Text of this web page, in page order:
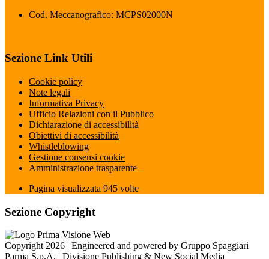
Cod. Meccanografico: MCPS02000N
Sezione Link Utili
Cookie policy
Note legali
Informativa Privacy
Ufficio Relazioni con il Pubblico
Dichiarazione di accessibilità
Obiettivi di accessibilità
Whistleblowing
Gestione consensi cookie
Amministrazione trasparente
Pagina visualizzata 945 volte
Sezione Copyright
Copyright 2026 | Engineered and powered by Gruppo Spaggiari
Parma S.p.A. | Divisione Publishing & New Social Media